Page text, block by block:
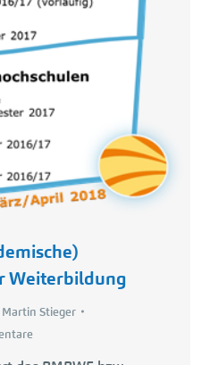
Weiterbildung
Martin Stieger